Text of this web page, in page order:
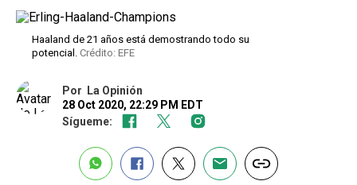
Haaland de 21 años está demostrando todo su
potencial. Crédito: EFE
Por
La Opinión
28 Oct 2020, 22:29 PM EDT
Sígueme: